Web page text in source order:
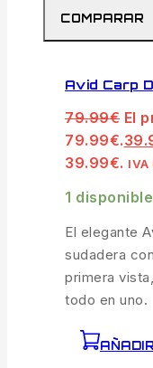
COMPARAR
Avid Carp
79.99€ El
79.99€.
39.99€.
1
El elegante
sudadera
primera
todo en uno.